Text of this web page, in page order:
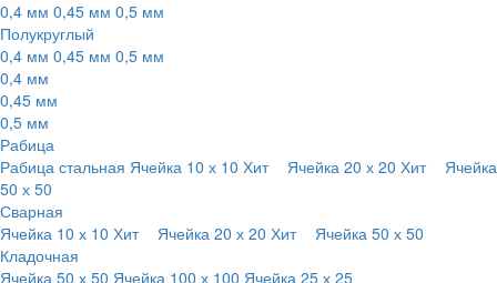
0,4 мм 0,45 мм 0,5 мм
Полукруглый
0,4 мм 0,45 мм 0,5 мм
0,4 мм
0,45 мм
0,5 мм
Рабица
Рабица стальная Ячейка 10 х 10 Хит Ячейка 20 х 20 Хит
Ячейка
50 х 50
Сварная
Ячейка 10 х 10 Хит Ячейка 20 х 20 Хит
Ячейка 50 х 50
Кладочная
Ячейка 50 х 50 Ячейка 100 х 100 Ячейка 25 х 25